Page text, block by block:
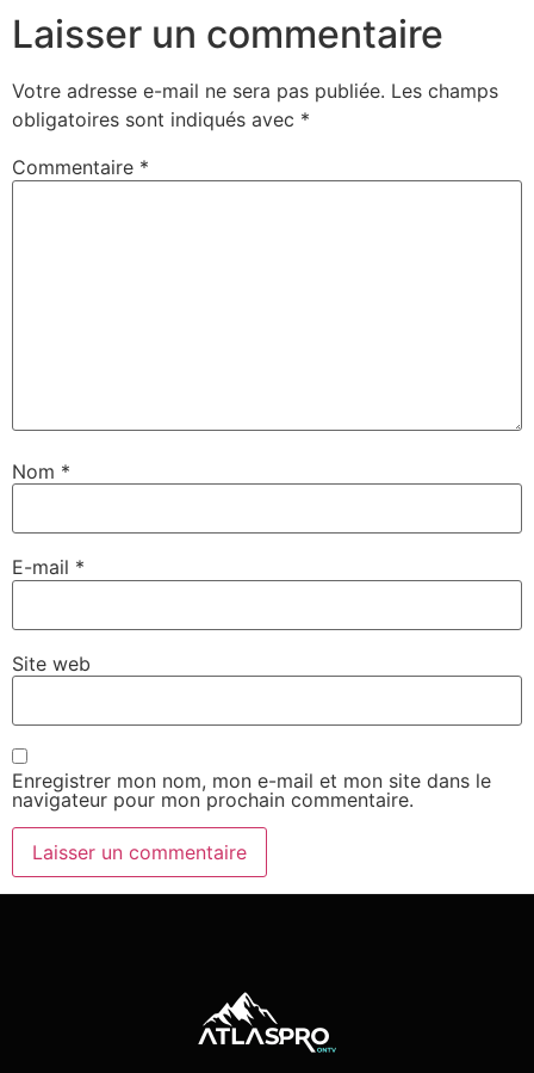
Laisser un commentaire
Votre adresse e-mail ne sera pas publiée. Les champs
obligatoires sont indiqués avec *
Commentaire *
Nom *
E-mail *
Site web
Enregistrer mon nom, mon e-mail et mon site dans le
navigateur pour mon prochain commentaire.